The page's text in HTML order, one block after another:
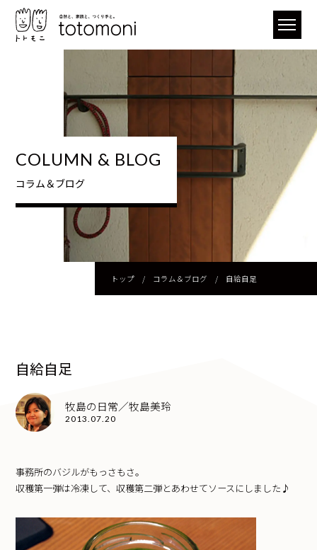
COLUMN & BLOG
コラム＆ブログ
トップ/ コラム＆ブログ / 自給自足
自給自足
牧島の日常／牧島美玲
2013.07.20
事務所のバジルがもっさもさ。
収穫第一弾は冷凍して、収穫第二弾とあわせてソースにしました♪